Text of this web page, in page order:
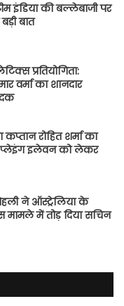
इंडिया की बल्लेबाजी पर
बात
प्रतियोगिता:
का शानदार
रोहित शर्मा का
प्लेइंग इलेवन को लेकर
ने ऑस्ट्रेलिया के
में तोड़ दिया सचिन